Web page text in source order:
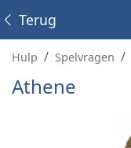
Terug
Hulp Spelvragen
Athene